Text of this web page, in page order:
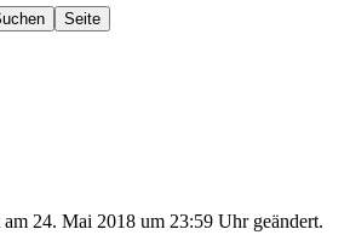
24. Mai 2018 um 23:59 Uhr geändert.